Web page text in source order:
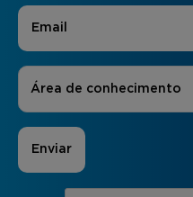
E-mail
Áreas de Interesse
Área de conhecimento